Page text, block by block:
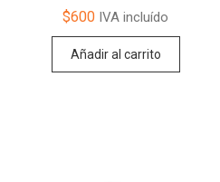
$600 IVA incluído
Añadir al carrito